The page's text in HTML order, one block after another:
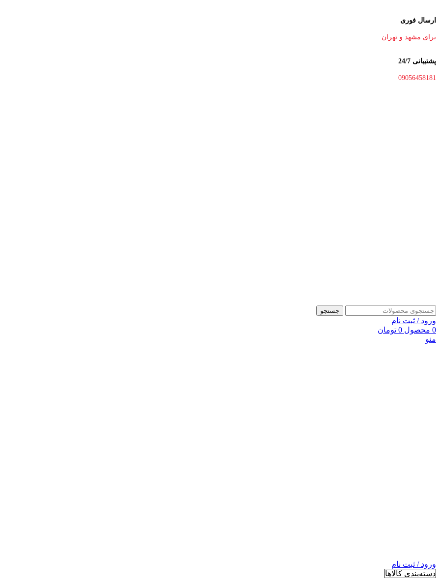
ارسال فوری
برای مشهد و تهران
پشتیبانی 24/7
09056458181
جستجو
ورود / ثبت نام
0 محصول 0 تومان
منو
ورود / ثبت نام
دسته‌بندی کالاها